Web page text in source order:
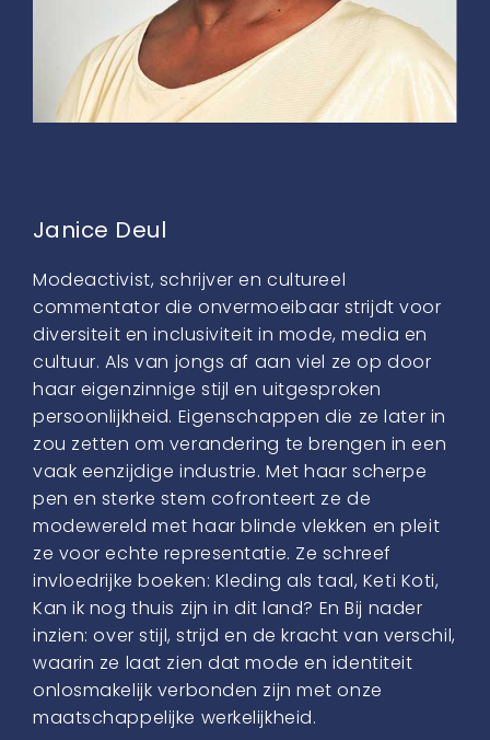
Janice Deul
Modeactivist, schrijver en cultureel
commentator die onvermoeibaar strijdt voor
diversiteit en inclusiviteit in mode, media en
cultuur. Als van jongs af aan viel ze op door
haar eigenzinnige stijl en uitgesproken
persoonlijkheid. Eigenschappen die ze later in
zou zetten om verandering te brengen in een
vaak eenzijdige industrie. Met haar scherpe
pen en sterke stem cofronteert ze de
modewereld met haar blinde vlekken en pleit
ze voor echte representatie. Ze schreef
invloedrijke boeken: Kleding als taal, Keti Koti,
Kan ik nog thuis zijn in dit land? En Bij nader
inzien: over stijl, strijd en de kracht van verschil,
waarin ze laat zien dat mode en identiteit
onlosmakelijk verbonden zijn met onze
maatschappelijke werkelijkheid.